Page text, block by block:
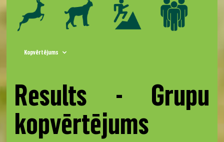
Kopvērtējums
Results - Grupu
kopvērtējums